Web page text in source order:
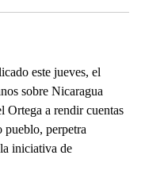
este jueves, el
sobre Nicaragua
Ortega a rendir cuentas
pueblo, perpetra
iniciativa de